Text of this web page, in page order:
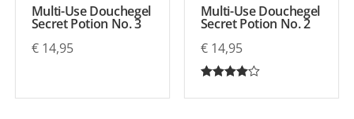
Multi-Use Douchegel
Secret Potion No. 3
€14,95
Multi-Use Douchegel
Secret Potion No. 2
€14,95
4.00